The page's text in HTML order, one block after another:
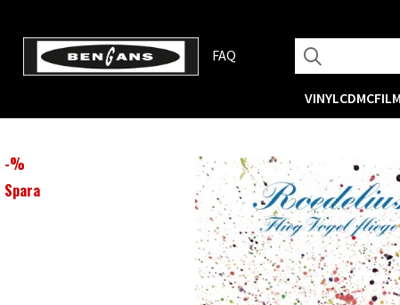
FAQ
VINYLCDMCFILM
-%
Spara